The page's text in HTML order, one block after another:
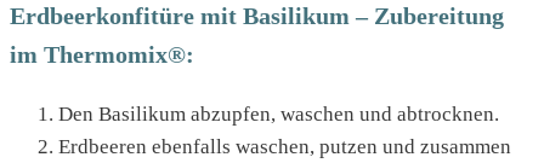
Erdbeerkonfitüre mit Basilikum – Zubereitung
im Thermomix®:
Den Basilikum abzupfen, waschen und abtrocknen.
Erdbeeren ebenfalls waschen, putzen und zusammen